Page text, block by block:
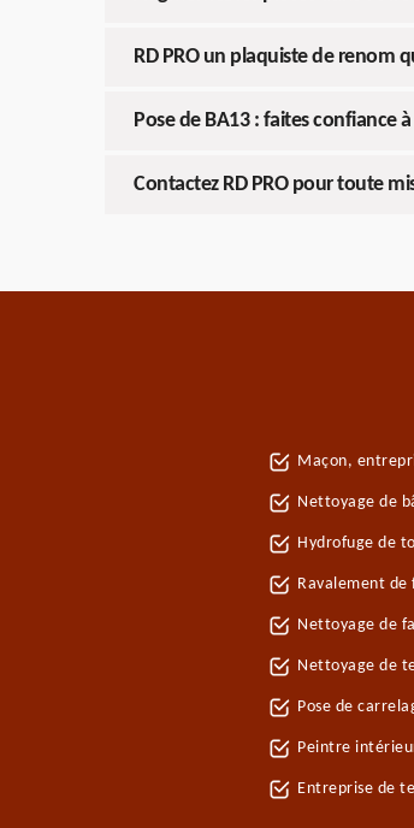
RD PRO un plaquiste de renom
Pose de BA13 : faites confiance
Contactez RD PRO pour toute
Maçon,
Nettoyage de
Hydrofuge de
Ravalement de
Nettoyage de
Nettoyage de
Pose de
Peintre
Entreprise de